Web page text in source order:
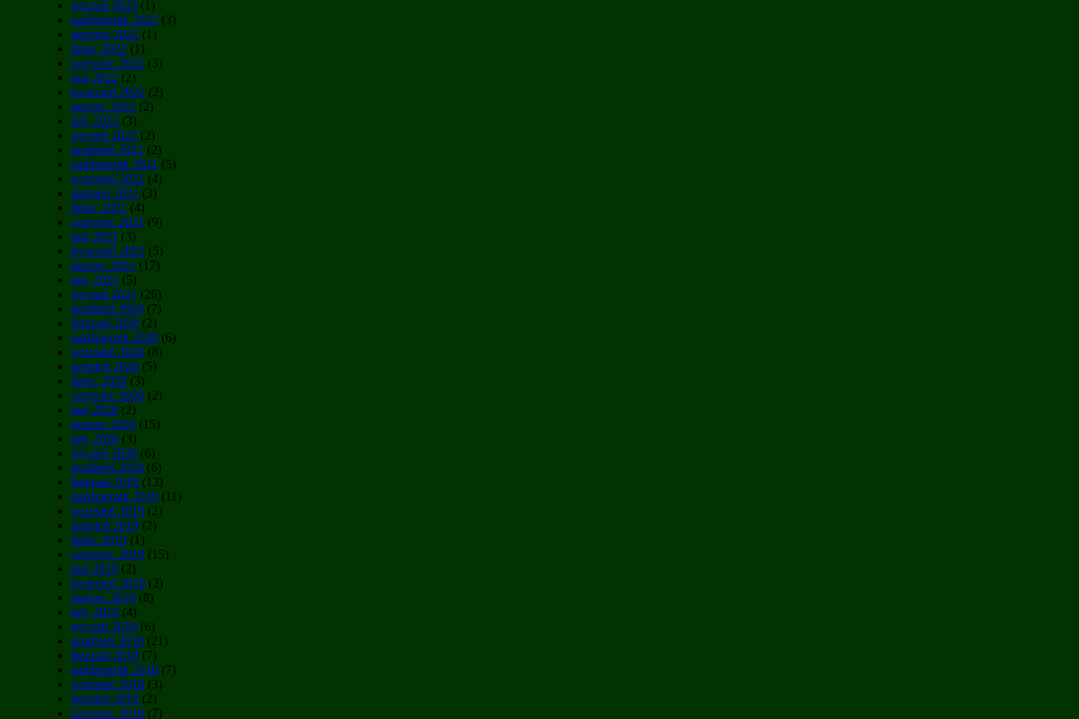
styczeń 2023 (1)
październik 2022 (3)
sierpień 2022 (1)
lipiec 2022 (1)
czerwiec 2022 (3)
maj 2022 (2)
kwiecień 2022 (2)
marzec 2022 (2)
luty 2022 (3)
styczeń 2022 (2)
grudzień 2021 (2)
październik 2021 (5)
wrzesień 2021 (4)
sierpień 2021 (3)
lipiec 2021 (4)
czerwiec 2021 (9)
maj 2021 (3)
kwiecień 2021 (5)
marzec 2021 (17)
luty 2021 (5)
styczeń 2021 (26)
grudzień 2020 (7)
listopad 2020 (2)
październik 2020 (6)
wrzesień 2020 (8)
sierpień 2020 (5)
lipiec 2020 (3)
czerwiec 2020 (2)
maj 2020 (2)
marzec 2020 (15)
luty 2020 (3)
styczeń 2020 (6)
grudzień 2019 (6)
listopad 2019 (13)
październik 2019 (11)
wrzesień 2019 (2)
sierpień 2019 (2)
lipiec 2019 (1)
czerwiec 2019 (15)
maj 2019 (2)
kwiecień 2019 (2)
marzec 2019 (8)
luty 2019 (4)
styczeń 2019 (6)
grudzień 2018 (21)
listopad 2018 (7)
październik 2018 (7)
wrzesień 2018 (3)
sierpień 2018 (2)
czerwiec 2018 (7)